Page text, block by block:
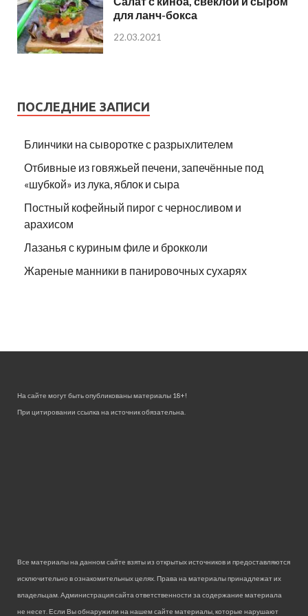
для ланч-бокса
22.03.2021
ПОСЛЕДНИЕ ЗАПИСИ
Блинчики на сыворотке с разрыхлителем
Отбивные из говяжьей печени, запечённые под
«шубкой» из лука, яблок и сыра
Постный кофейный пирог с черносливом и
арахисом
Лазанья с куриным филе и брокколи
Жареные манники в панировочных сухарях
На сайте могут быть опубликованы материалы 18+!
При цитировании ссылка на источник обязательна.
Все материалы на данном сайте взяты из открытых источников и предоставляются
исключительно в ознакомительных целях. Права на материалы принадлежат их
владельцам. Администрация сайта ответственности за содержание материала
не несет. Если Вы обнаружили на нашем сайте материалы, которые нарушают